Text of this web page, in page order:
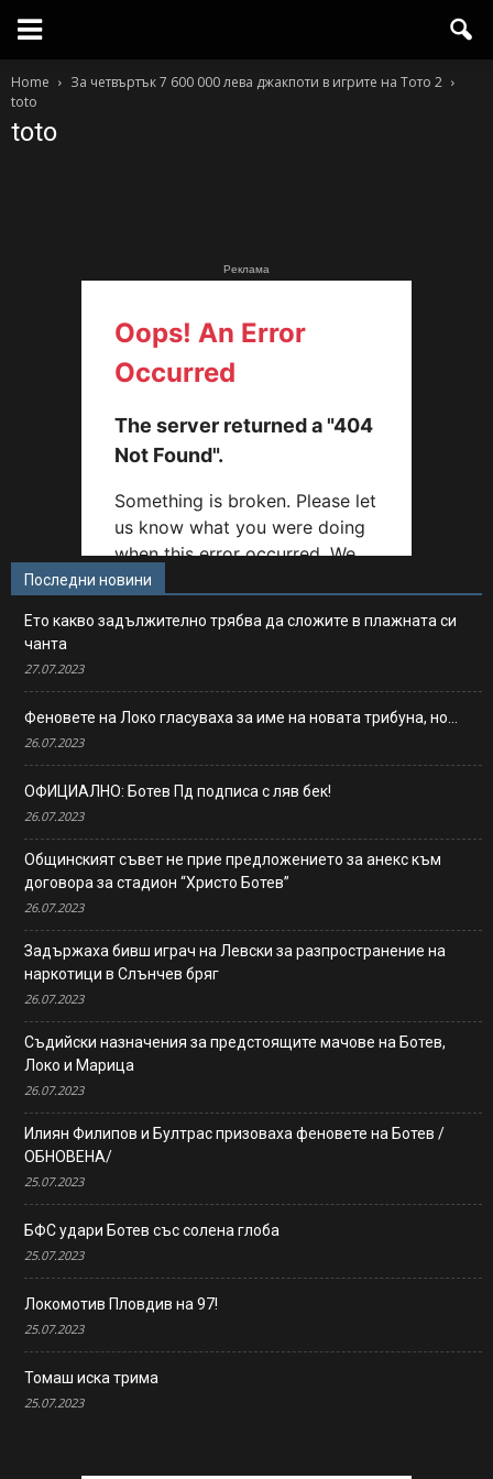
Home
За четвъртък 7 600 000 лева джакпоти в игрите на Тото 2
toto
toto
Реклама
Последни новини
Ето какво задължително трябва да сложите в плажната си
чанта
27.07.2023
Феновете на Локо гласуваха за име на новата трибуна, но…
26.07.2023
ОФИЦИАЛНО: Ботев Пд подписа с ляв бек!
26.07.2023
Общинският съвет не прие предложението за анекс към
договора за стадион “Христо Ботев”
26.07.2023
Задържаха бивш играч на Левски за разпространение на
наркотици в Слънчев бряг
26.07.2023
Съдийски назначения за предстоящите мачове на Ботев,
Локо и Марица
26.07.2023
Илиян Филипов и Бултрас призоваха феновете на Ботев /
ОБНОВЕНА/
25.07.2023
БФС удари Ботев със солена глоба
25.07.2023
Локомотив Пловдив на 97!
25.07.2023
Томаш иска трима
25.07.2023